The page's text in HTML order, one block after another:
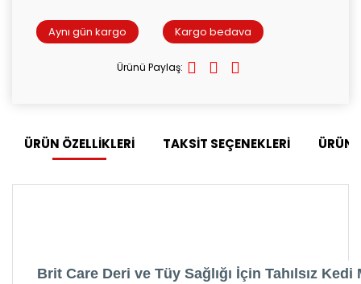
Aynı gün kargo Kargo bedava
Ürünü Paylaş:
ÜRÜN ÖZELLİKLERİ TAKSİT SEÇENEKLERİ ÜRÜN
Brit Care Deri ve Tüy Sağlığı İçin Tahılsız Kedi